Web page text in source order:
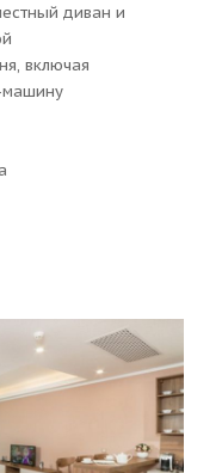
диван и
включая
машину